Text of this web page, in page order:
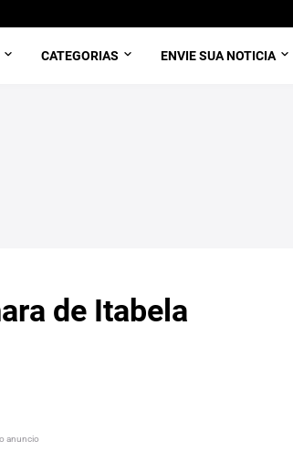
CATEGORIAS ENVIE SUA NOTICIA
de Itabela
anuncio